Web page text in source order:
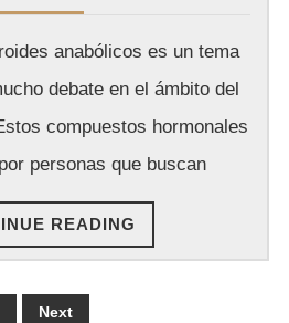
Todo
que
Debes
Saber
Park
Group
anabólicos es un tema
debate en el ámbito del
compuestos hormonales
personas que buscan
READING
READING
Next